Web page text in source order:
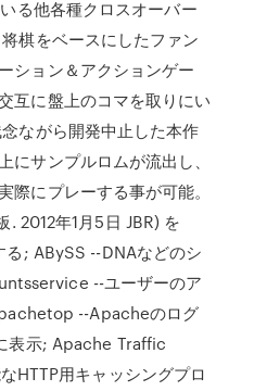
る他各種クロスオーバー
棋をベースにしたファン
ション＆アクションゲー
互に盤上のコマを取りにい
ながら開発中止した本作
にサンプルロムが流出し、
際にプレーする事が可能。
. 2012年1月5日 JBR) を
る; ABySS --DNAなどのシ
--ユーザーのア
--Apacheのログ
表示; Apache Traffic
HTTP用キャッシングプロ